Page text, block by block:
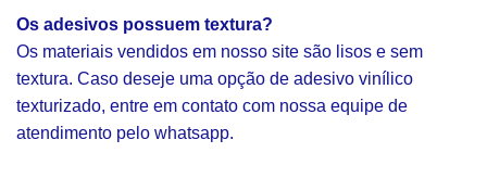
Os adesivos possuem textura?
Os materiais vendidos em nosso site são lisos e sem
textura. Caso deseje uma opção de adesivo vinílico
texturizado, entre em contato com nossa equipe de
atendimento pelo whatsapp.